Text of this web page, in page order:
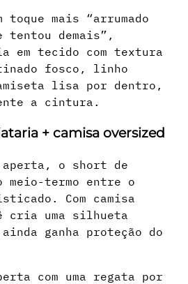
toque mais “arrumado
tentou demais”,
em tecido com textura
fosco, linho
lisa por dentro,
a cintura.
+ camisa oversized
aperta, o short de
termo entre o
Com camisa
cria uma silhueta
ganha proteção do
com uma regata por